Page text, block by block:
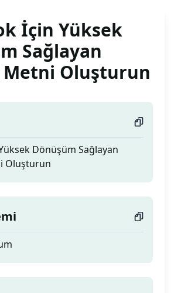
İçin Yüksek
Sağlayan
Metni Oluşturun
Dönüşüm Sağlayan
Oluşturun